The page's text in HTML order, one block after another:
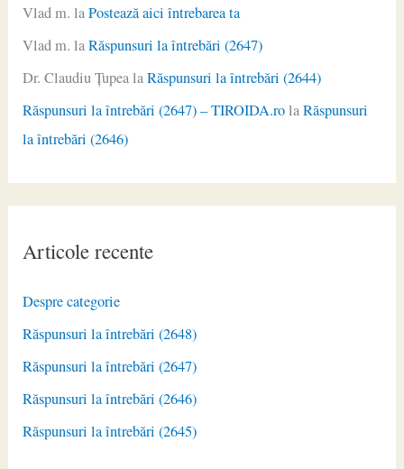
Vlad m. laPostează aici întrebarea ta
Vlad m. laRăspunsuri la întrebări (2647)
Dr. Claudiu ŢupealaRăspunsuri la întrebări (2644)
Răspunsuri la întrebări (2647) – TIROIDA.rolaRăspunsuri
la întrebări (2646)
Articole recente
Despre categorie
Răspunsuri la întrebări (2648)
Răspunsuri la întrebări (2647)
Răspunsuri la întrebări (2646)
Răspunsuri la întrebări (2645)